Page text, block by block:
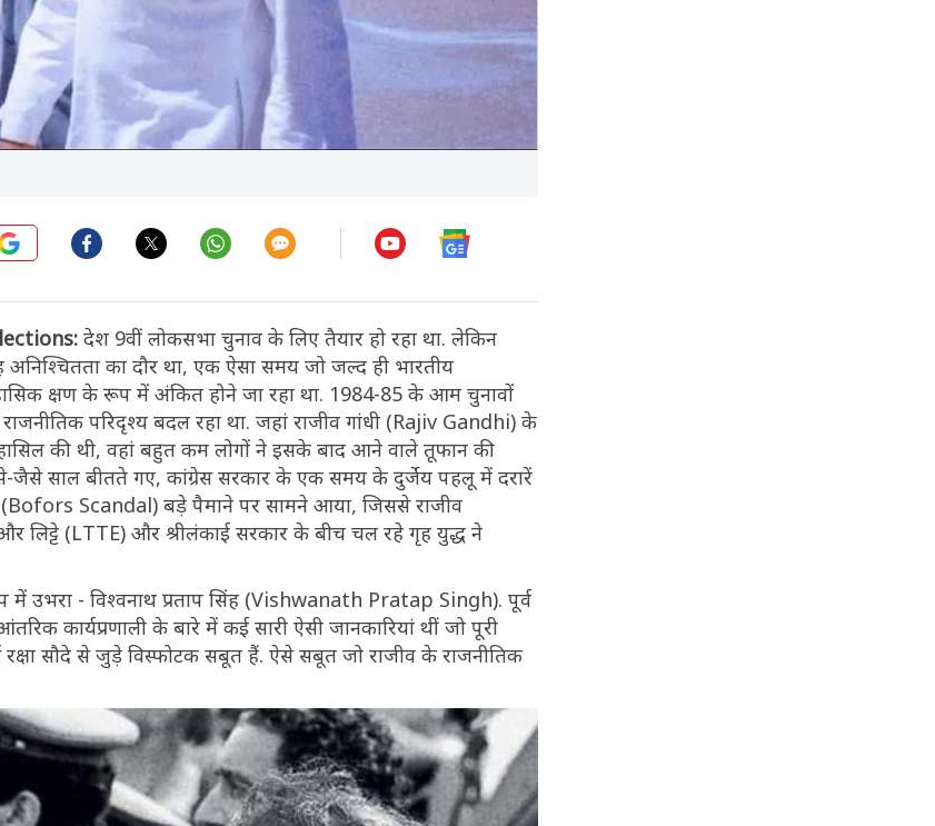
देश 9वीं लोकसभा चुनाव के लिए तैयार हो रहा था. लेकिन
का दौर था, एक ऐसा समय जो जल्द ही भारतीय
क्षण के रूप में अंकित होने जा रहा था. 1984-85 के आम चुनावों
परिदृश्य बदल रहा था. जहां राजीव गांधी (Rajiv Gandhi) के
की थी, वहां बहुत कम लोगों ने इसके बाद आने वाले तूफान की
जैसे साल बीतते गए, कांग्रेस सरकार के एक समय के दुर्जेय पहलू में दरारें
(Bofors Scandal) बड़े पैमाने पर सामने आया, जिससे राजीव
(LTTE) और श्रीलंकाई सरकार के बीच चल रहे गृह युद्ध ने
उभरा - विश्वनाथ प्रताप सिंह (Vishwanath Pratap Singh). पूर्व
कार्यप्रणाली के बारे में कई सारी ऐसी जानकारियां थीं जो पूरी
सौदे से जुड़े विस्फोटक सबूत हैं. ऐसे सबूत जो राजीव के राजनीतिक